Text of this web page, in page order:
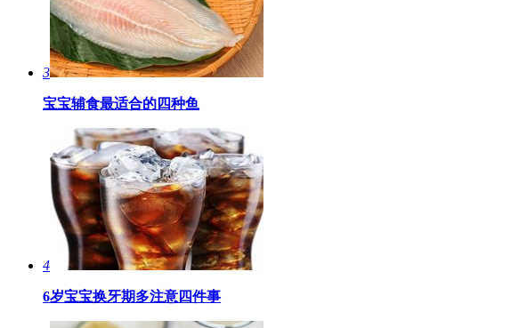
3
宝宝辅食最适合的四种鱼
4
6岁宝宝换牙期多注意四件事